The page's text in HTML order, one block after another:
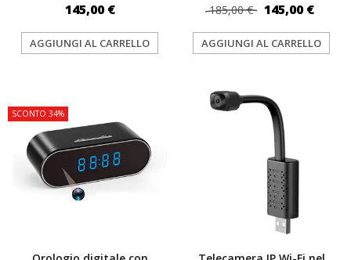
145,00 €
AGGIUNGI AL CARRELLO
185,00 € 145,00 €
AGGIUNGI AL CARRELLO
SCONTO 34%